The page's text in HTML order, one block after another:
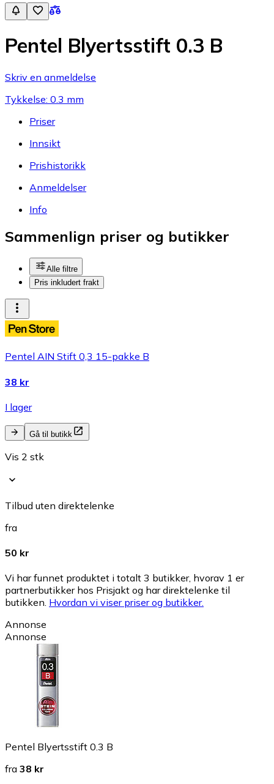
Pentel Blyertsstift 0.3 B
Skriv en anmeldelse
Tykkelse: 0.3 mm
Priser
Innsikt
Prishistorikk
Anmeldelser
Info
Sammenlign priser og butikker
Alle filtre
Pris inkludert frakt
Pentel AIN Stift 0,3 15-pakke B
38 kr
I lager
Gå til butikk
Vis 2 stk
Tilbud uten direktelenke
fra
50 kr
Vi har funnet produktet i totalt 3 butikker, hvorav 1 er
partnerbutikker hos Prisjakt og har direktelenke til
butikken. Hvordan vi viser priser og butikker.
Annonse
Annonse
Pentel Blyertsstift 0.3 B
fra 38 kr